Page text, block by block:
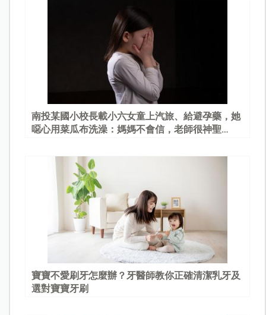
南投某國小校長載小六女童上汽旅、給避孕藥，她
噁心用菜瓜布洗澡：媽媽不會信，老師很神聖…
寶寶不愛刷牙怎麼辦？牙醫師教你正確清潔乳牙及
選對寶寶牙刷